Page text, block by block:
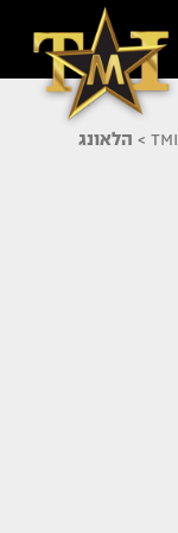
TMI
> הלאונג